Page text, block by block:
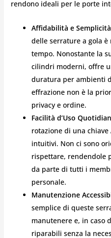
rendono ideali per le porte
Affidabilità e
delle serrature a gola
tempo. Nonostante la
cilindri moderni, offre
duratura per ambienti
effrazione non è la
privacy e ordine.
Facilità d’Uso
rotazione di una
intuitivi. Non ci sono
rispettare, rendendole
da parte di tutti i
personale.
Manutenzione
semplice di queste
manutenere e, in caso
riparabili senza la